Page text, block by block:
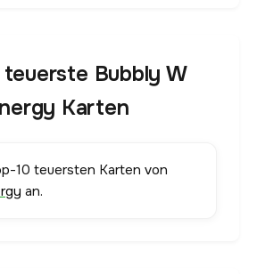
Bubbly W
Karten
10 teuersten Karten von
an.